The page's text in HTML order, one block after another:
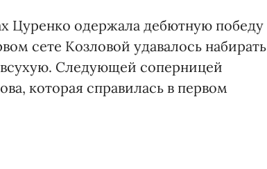
Цуренко одержала дебютную победу
сете Козловой удавалось набирать
всухую. Следующей соперницей
которая справилась в первом